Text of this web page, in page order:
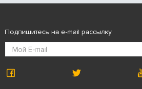
Подпишитесь на e-mail рассылку